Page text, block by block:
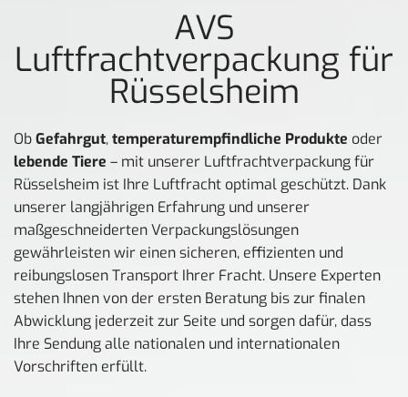
AVS
Luftfrachtverpackung für
Rüsselsheim
ObGefahrgut,temperaturempfindliche Produkte oder
lebende Tiere – mit unserer Luftfrachtverpackung für
Rüsselsheim ist Ihre Luftfracht optimal geschützt. Dank
unserer langjährigen Erfahrung und unserer
maßgeschneiderten Verpackungslösungen
gewährleisten wir einen sicheren, effizienten und
reibungslosen Transport Ihrer Fracht. Unsere Experten
stehen Ihnen von der ersten Beratung bis zur finalen
Abwicklung jederzeit zur Seite und sorgen dafür, dass
Ihre Sendung alle nationalen und internationalen
Vorschriften erfüllt.